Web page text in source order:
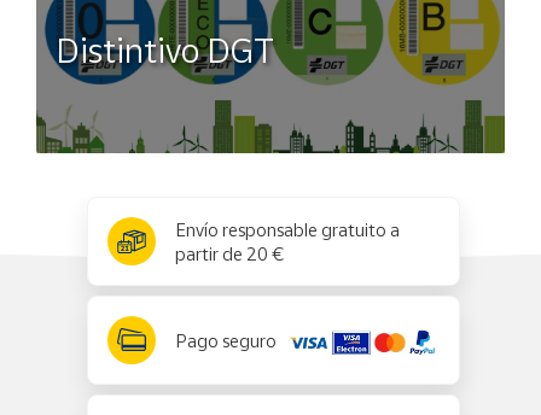
Distintivo DGT
Envío responsable gratuito a
partir de 20 €
Pago seguro